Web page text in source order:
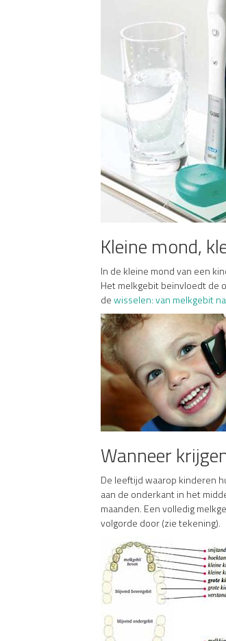
Kleine mond,
In de kleine mond van een
Het melkgebit beïnvloedt de
dewisselen: van melkgebit
Wanneer
De leeftijd waarop kinderen
aan de onderkant in het
maanden. Een volledig
volgorde door (zie tekening).